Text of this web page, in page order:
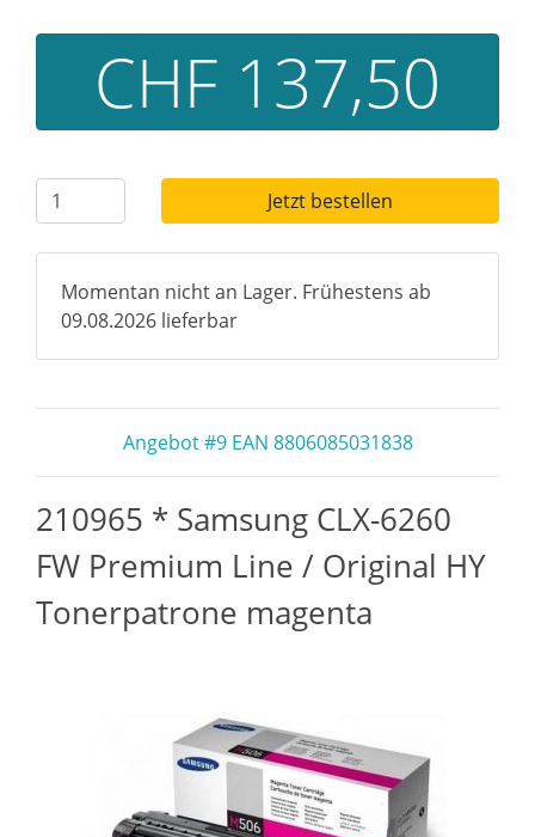
CHF 137,50
Jetzt bestellen
Momentan nicht an Lager. Frühestens ab
09.08.2026 lieferbar
Angebot #9 EAN 8806085031838
210965 * Samsung CLX-6260
FW Premium Line / Original HY
Tonerpatrone magenta